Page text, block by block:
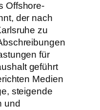
Offshore-
der nach
zu
für
geführt
Medien
steigende
und